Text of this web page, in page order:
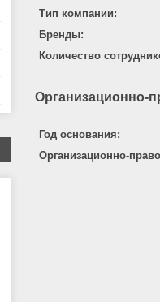
Тип компании:
Бренды:
Количество
Организационно-
Год основания:
Организационно-